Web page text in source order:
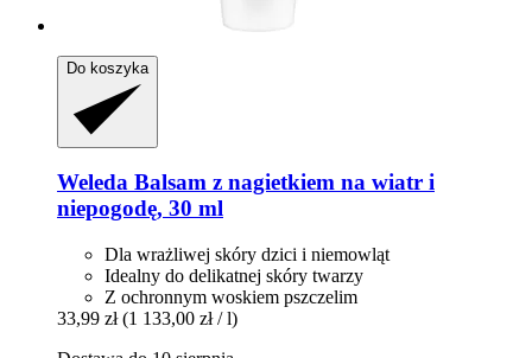
Do koszyka
Weleda Balsam z nagietkiem na wiatr i
niepogodę, 30 ml
Dla wrażliwej skóry dzici i niemowląt
Idealny do delikatnej skóry twarzy
Z ochronnym woskiem pszczelim
33,99 zł (1 133,00 zł / l)